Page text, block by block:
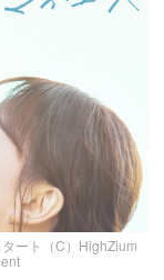
ート（C）HighZium